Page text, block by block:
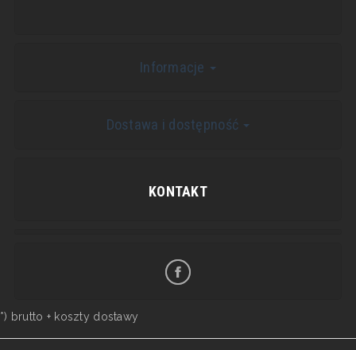
Informacje
Dostawa i dostępność
KONTAKT
*) brutto + koszty dostawy